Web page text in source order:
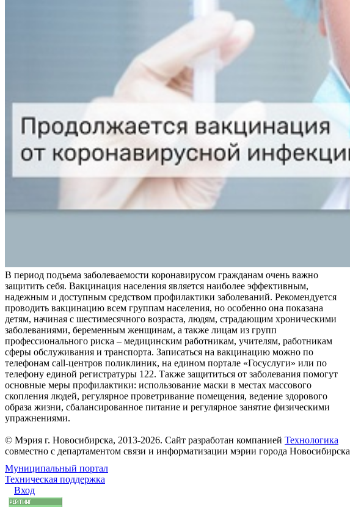
В период подъема заболеваемости коронавирусом гражданам очень важно
защитить себя. Вакцинация населения является наиболее эффективным,
надежным и доступным средством профилактики заболеваний. Рекомендуется
проводить вакцинацию всем группам населения, но особенно она показана
детям, начиная с шестимесячного возраста, людям, страдающим хроническими
заболеваниями, беременным женщинам, а также лицам из групп
профессионального риска – медицинским работникам, учителям, работникам
сферы обслуживания и транспорта. Записаться на вакцинацию можно по
телефонам call-центров поликлиник, на едином портале «Госуслуги» или по
телефону единой регистратуры 122. Также защититься от заболевания помогут
основные меры профилактики: использование маски в местах массового
скопления людей, регулярное проветривание помещения, ведение здорового
образа жизни, сбалансированное питание и регулярное занятие физическими
упражнениями.
© Мэрия г. Новосибирска, 2013-2026. Сайт разработан компанией Технологика
совместно с департаментом связи и информатизации мэрии города Новосибирска
Муниципальный портал
Техническая поддержка
Вход